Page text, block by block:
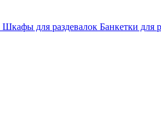
Шкафы для раздевалок Банкетки для